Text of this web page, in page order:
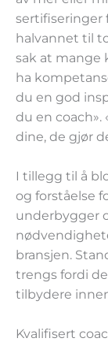
sertifiseringer
halvannet til
sak at mange
ha
du en god
du en coach».
dine, de gjør
I tillegg til å
og forståelse
underbygger
bransjen.
trengs fordi
tilbydere
Kvalifisert